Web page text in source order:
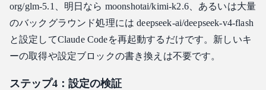
org/glm-5.1、明日なら moonshotai/kimi-k2.6、あるいは大量
のバックグラウンド処理には deepseek-ai/deepseek-v4-flash
と設定してClaude Codeを再起動するだけです。新しいキ
ーの取得や設定ブロックの書き換えは不要です。
ステップ4：設定の検証